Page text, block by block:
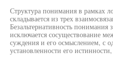
Структура понимания в рамках
складывается из трех
Безальтернативность понимания
исключается сосуществование
суждения и его осмыслением, с
установленности его